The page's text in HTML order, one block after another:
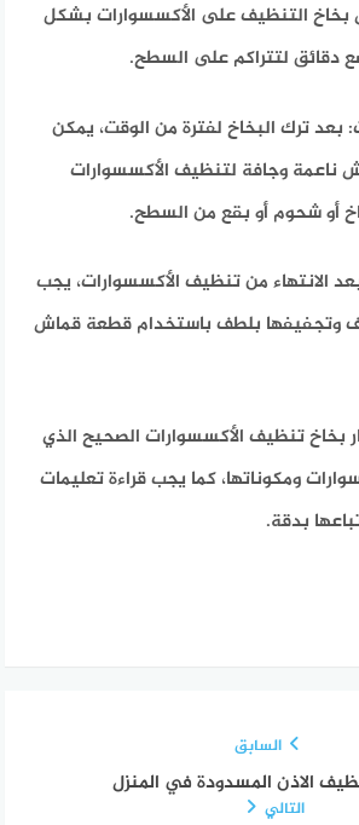
التنظيف على الأكسسوارات بشكل
دقائق لتتراكم على السطح.
بعد ترك البخاخ لفترة من الوقت، يمكن
ناعمة وجافة لتنظيف الأكسسوارات
أو شحوم أو بقع من السطح.
الانتهاء من تنظيف الأكسسوارات، يجب
وتجفيفها بلطف باستخدام قطعة قماش
بخاخ تنظيف الأكسسوارات الصحيح الذي
ومكوناتها، كما يجب قراءة تعليمات
بدقة.
السابق
الاذن المسدودة في المنزل
التالي